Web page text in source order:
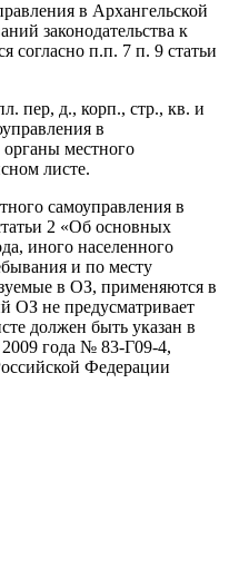
в Архангельской
законодательства к
согласно п.п. 7 п. 9 статьи
пер, д., корп., стр., кв. и
в
органы местного
листе.
самоуправления в
2 «Об основных
иного населенного
и по месту
в ОЗ, применяются в
ОЗ не предусматривает
должен быть указан в
года № 83-Г09-4,
Федерации